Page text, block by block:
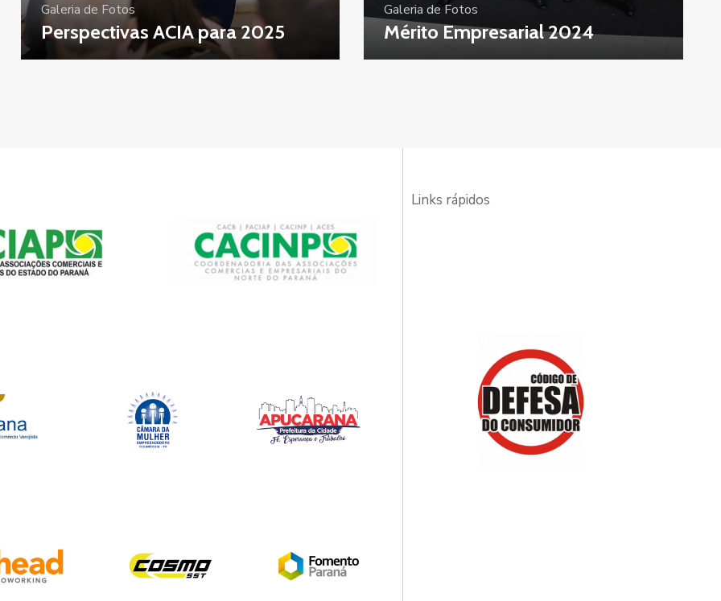
Galeria de Fotos
Perspectivas ACIA para 2025
Galeria de Fotos
Mérito Empresarial 2024
Links rápidos